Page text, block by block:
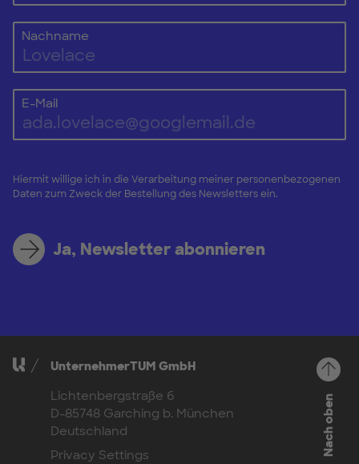
Nachname
E-Mail
Hiermit willige ich in die Verarbeitung meiner personenbezogenen
Daten zum Zweck der Bestellung des Newsletters ein.
Ja, Newsletter abonnieren
UnternehmerTUM GmbH
Lichtenbergstraße 6
D-85748 Garching b. München
Deutschland
Privacy Settings
Nach oben